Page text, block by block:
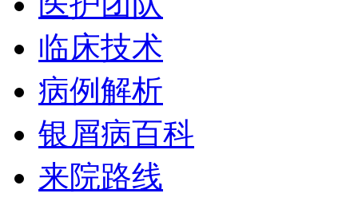
临床技术
病例解析
银屑病百科
来院路线